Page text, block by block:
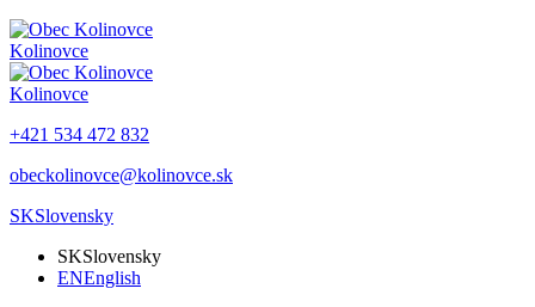
Kolinovce
Kolinovce
+421 534 472 832
obeckolinovce@kolinovce.sk
SKSlovensky
SKSlovensky
ENEnglish